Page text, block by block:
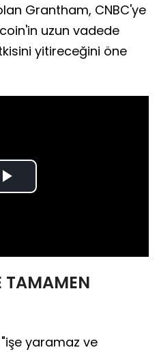
Grantham, CNBC'ye
uzun vadede
yitireceğini öne
Play
TAMAMEN
yaramaz ve